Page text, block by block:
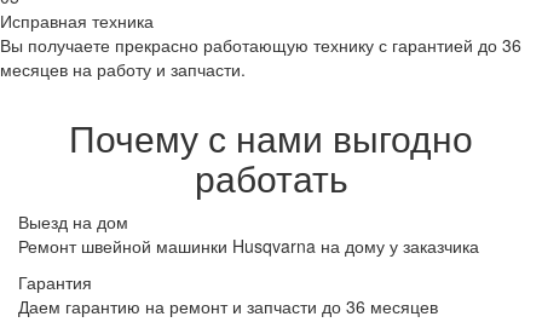
Исправная техника
Вы получаете прекрасно работающую технику с гарантией до 36
месяцев на работу и запчасти.
Почему с нами выгодно
работать
Выезд на дом
Ремонт швейной машинки Husqvarna на дому у заказчика
Гарантия
Даем гарантию на ремонт и запчасти до 36 месяцев